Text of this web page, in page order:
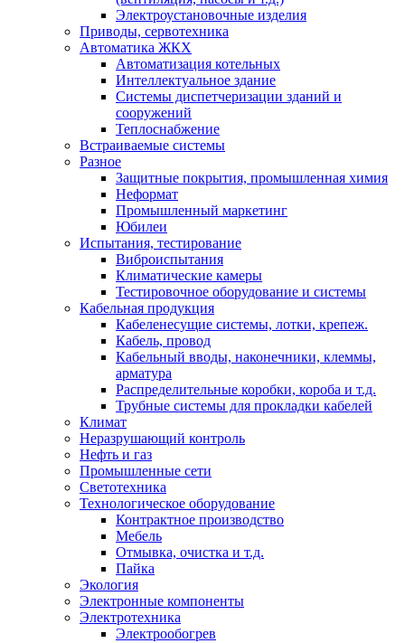
Электроустановочные изделия
Приводы, сервотехника
Автоматика ЖКХ
Автоматизация котельных
Интеллектуальное здание
Системы диспетчеризации зданий и
сооружений
Теплоснабжение
Встраиваемые системы
Разное
Защитные покрытия, промышленная химия
Неформат
Промышленный маркетинг
Юбилеи
Испытания, тестирование
Виброиспытания
Климатические камеры
Тестировочное оборудование и системы
Кабельная продукция
Кабеленесущие системы, лотки, крепеж.
Кабель, провод
Кабельный вводы, наконечники, клеммы,
арматура
Распределительные коробки, короба и т.д.
Трубные системы для прокладки кабелей
Климат
Неразрушающий контроль
Нефть и газ
Промышленные сети
Светотехника
Технологическое оборудование
Контрактное производство
Мебель
Отмывка, очистка и т.д.
Пайка
Экология
Электронные компоненты
Электротехника
Электрообогрев